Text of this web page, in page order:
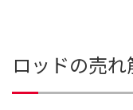
ロッドの売